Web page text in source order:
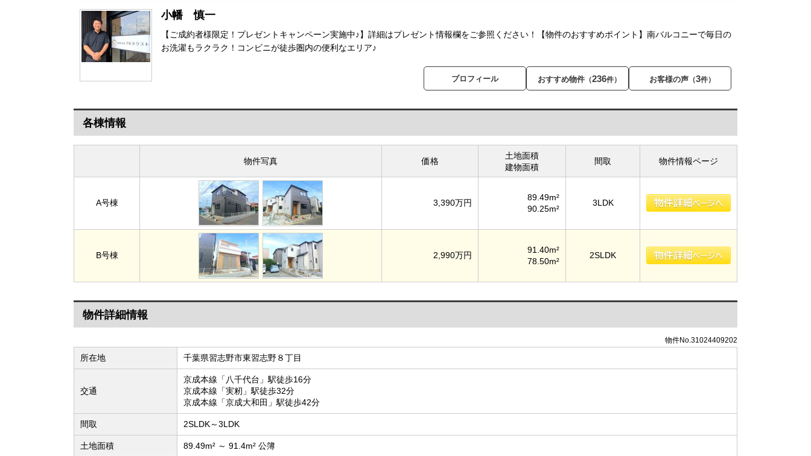
小幡 慎一
【ご成約者様限定！プレゼントキャンペーン実施中♪】詳細はプレゼント情報欄をご参照ください！【物件のおすすめポイント】南バルコニーで毎日の
お洗濯もラクラク！コンビニが徒歩圏内の便利なエリア♪
プロフィール おすすめ物件 （236件） お客様の声（3件）
各棟情報
物件写真 価格
土地面積
建物面積
間取 物件情報ページ
A号棟 3,390万円
89.49m²
90.25m²
3LDK
B号棟 2,990万円
91.40m²
78.50m²
2SLDK
物件詳細情報
物件No.31024409202
所在地 千葉県習志野市東習志野８丁目
交通
京成本線「八千代台」駅徒歩16分
京成本線「実籾」駅徒歩32分
京成本線「京成大和田」駅徒歩42分
間取 2SLDK～3LDK
土地面積 89.49m² ～ 91.4m² 公簿